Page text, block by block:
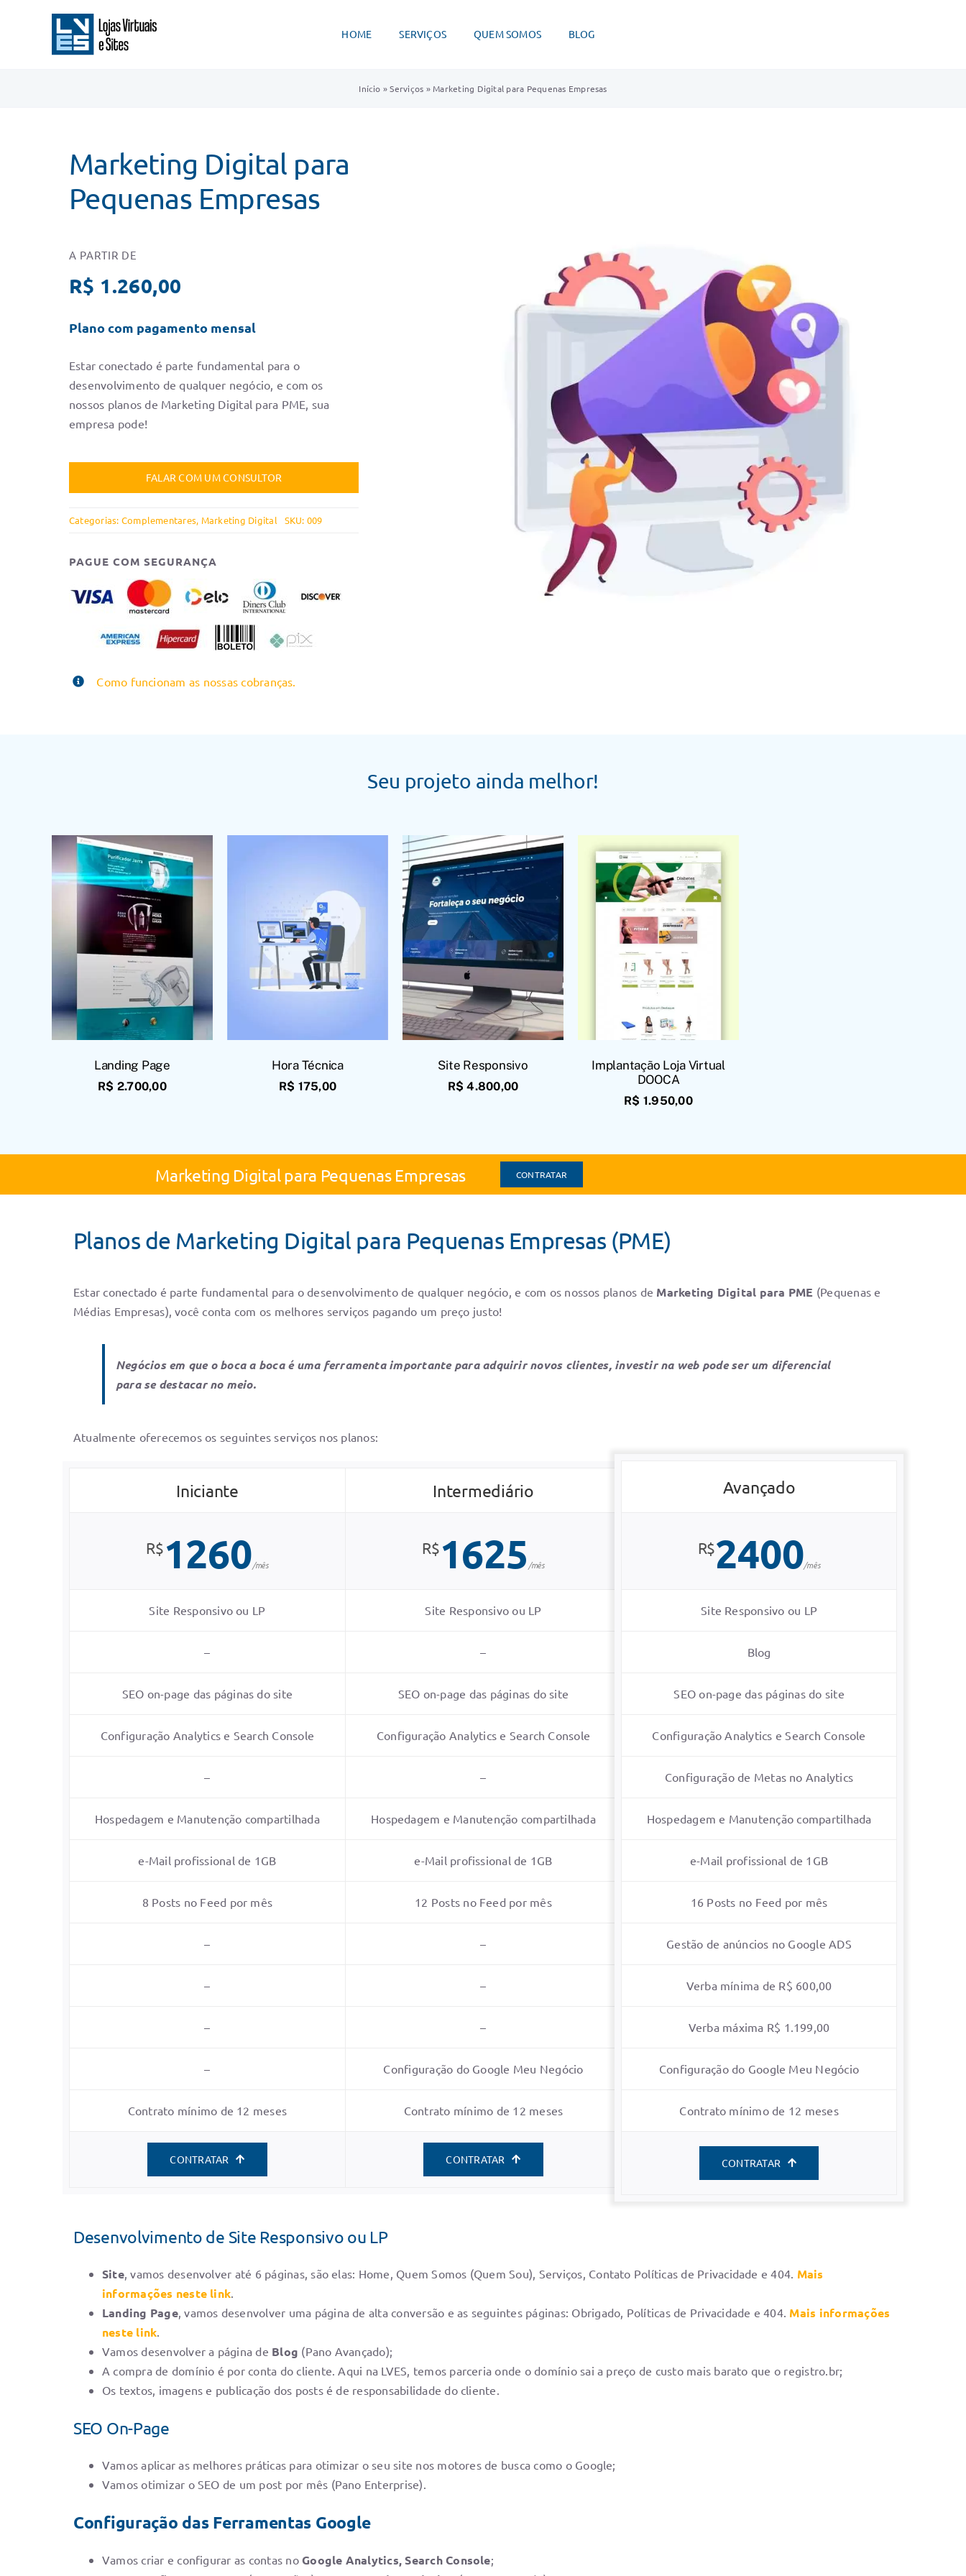
HOME SERVIÇOS QUEM SOMOS BLOG
Início »Serviços » Marketing Digital para Pequenas Empresas
Marketing Digital para
Pequenas Empresas
A PARTIR DE
R$ 1.260,00
Plano com pagamento mensal
Estar conectado é parte fundamental para o
desenvolvimento de qualquer negócio, e com os
nossos planos de Marketing Digital para PME, sua
empresa pode!
FALAR COM UM CONSULTOR
Categorias: Complementares, Marketing Digital SKU: 009
PAGUE COM SEGURANÇA
Como funcionam as nossas cobranças.
Seu projeto ainda melhor!
Landing Page
R$ 2.700,00
Hora Técnica
R$ 175,00
Site Responsivo
R$ 4.800,00
Implantação Loja Virtual
DOOCA
R$ 1.950,00
Marketing Digital para Pequenas Empresas CONTRATAR
Planos de Marketing Digital para Pequenas Empresas (PME)
Estar conectado é parte fundamental para o desenvolvimento de qualquer negócio, e com os nossos planos de Marketing Digital para PME (Pequenas e
Médias Empresas), você conta com os melhores serviços pagando um preço justo!
Negócios em que o boca a boca é uma ferramenta importante para adquirir novos clientes, investir na web pode ser um diferencial
para se destacar no meio.
Atualmente oferecemos os seguintes serviços nos planos:
Iniciante
R$1260/mês
Site Responsivo ou LP
–
SEO on-page das páginas do site
Configuração Analytics e Search Console
–
Hospedagem e Manutenção compartilhada
e-Mail profissional de 1GB
8 Posts no Feed por mês
–
–
–
–
Contrato mínimo de 12 meses
CONTRATAR
Intermediário
R$1625 /mês
Site Responsivo ou LP
–
SEO on-page das páginas do site
Configuração Analytics e Search Console
–
Hospedagem e Manutenção compartilhada
e-Mail profissional de 1GB
12 Posts no Feed por mês
–
–
–
Configuração do Google Meu Negócio
Contrato mínimo de 12 meses
CONTRATAR
Avançado
R$2400/mês
Site Responsivo ou LP
Blog
SEO on-page das páginas do site
Configuração Analytics e Search Console
Configuração de Metas no Analytics
Hospedagem e Manutenção compartilhada
e-Mail profissional de 1GB
16 Posts no Feed por mês
Gestão de anúncios no Google ADS
Verba mínima de R$ 600,00
Verba máxima R$ 1.199,00
Configuração do Google Meu Negócio
Contrato mínimo de 12 meses
CONTRATAR
Desenvolvimento de Site Responsivo ou LP
Site, vamos desenvolver até 6 páginas, são elas: Home, Quem Somos (Quem Sou), Serviços, Contato Políticas de Privacidade e 404. Mais
informações neste link
Landing Page, vamos desenvolver uma página de alta conversão e as seguintes páginas: Obrigado, Políticas de Privacidade e 404. Mais informações
neste link
Vamos desenvolver a página de Blog (Pano Avançado);
A compra de domínio é por conta do cliente. Aqui na LVES, temos parceria onde o domínio sai a preço de custo mais barato que o registro.br;
Os textos, imagens e publicação dos posts é de responsabilidade do cliente.
SEO On-Page
Vamos aplicar as melhores práticas para otimizar o seu site nos motores de busca como o Google;
Vamos otimizar o SEO de um post por mês (Pano Enterprise).
Configuração das Ferramentas Google
Vamos criar e configurar as contas noGoogle Analytics, Search Console;